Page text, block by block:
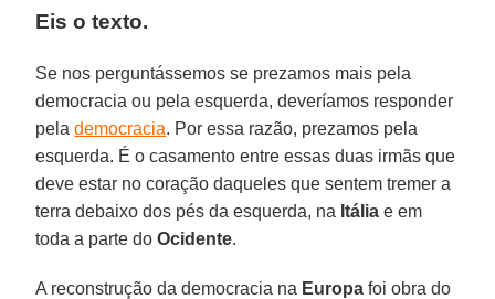
Eis o texto.
Se nos perguntássemos se prezamos mais pela
democracia ou pela esquerda, deveríamos responder
pelademocracia. Por essa razão, prezamos pela
esquerda. É o casamento entre essas duas irmãs que
deve estar no coração daqueles que sentem tremer a
terra debaixo dos pés da esquerda, na Itália e em
toda a parte doOcidente.
A reconstrução da democracia na Europa foi obra do